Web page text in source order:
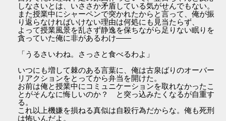
しなさいとは、いささか矛盾している気がせんでもない。
また授業中にシャーペンで突かれたからと言って、俺が振
り返らなければいけない理由は何処にも見当たらず、
よって授業風景を乱さず静逸を保ちながら足りない眠りを
貪っていた俺に非があるわけ――
「うるさいわね。さっさと食べるわよ」
いつにも増して棘のある言葉に、俺は古泉ばりのオーバー
リアクションをとってから弁当を開けた。
お前は俺と授業中にコミュニケーションを取れなかったこ
とがそんなに悔しいのか？ と突っ込みたくなるが自重す
る。
これ以上機嫌を損ねる真似は自殺行為だからな。俺も死刑
は怖いんだよ。